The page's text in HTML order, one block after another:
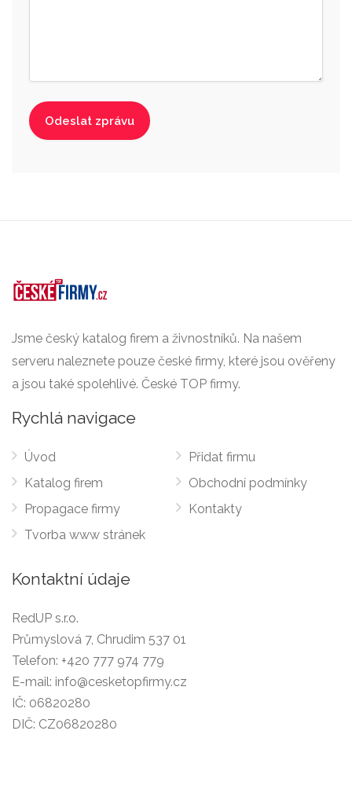
Jsme český katalog firem a živnostníků. Na našem
serveru naleznete pouze české firmy, které jsou ověřeny
a jsou také spolehlivé. České TOP firmy.
Rychlá navigace
Úvod
Katalog firem
Propagace firmy
Tvorba www stránek
Přidat firmu
Obchodní podmínky
Kontakty
Kontaktní údaje
RedUP s.r.o.
Průmyslová 7, Chrudim 537 01
Telefon: +420 777 974 779
E-mail: info@cesketopfirmy.cz
IČ: 06820280
DIČ: CZ06820280